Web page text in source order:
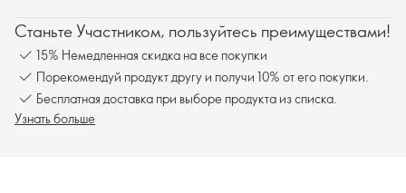
Станьте Участником, пользуйтесь преимуществами!
15% Немедленная скидка на все покупки
Порекомендуй продукт другу и получи 10% от его покупки.
Бесплатная доставка при выборе продукта из списка.
Узнать больше